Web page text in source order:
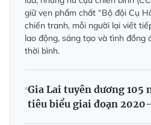
giữ vẹn phẩm chất “Bộ đội Cụ
chiến tranh, mỗi người lại viết
lao động, sáng tạo và tình đồng
thời bình.
Gia Lai tuyên dương 105
tiêu biểu giai đoạn